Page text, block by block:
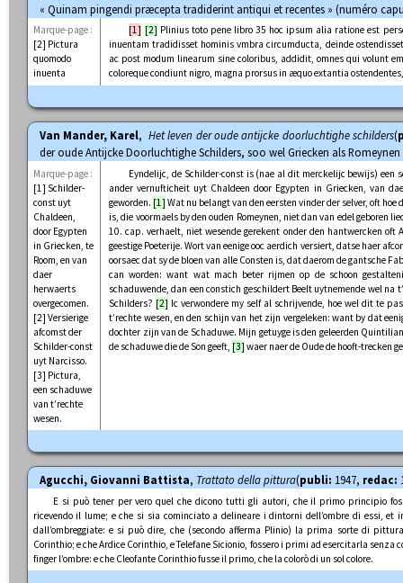
« Quinam pingendi præcepta tradiderint antiqui et recentes » (numéro
Marque-page :
[2] Pictura
quomodo
inuenta
[1] [2] Plinius toto pene libro 35 hoc ipsum alia ratione est
inuentam tradidisset hominis vmbra circumducta, deinde
ac post modum linearum sine coloribus, addidit, omnes qui volunt
coloreque condiunt nigro, magna prorsus in æquo extantia
Van Mander, Karel,Het leven der oude antijcke doorluchtighe schilders(
der oude Antijcke Doorluchtighe Schilders, soo wel Griecken als
Marque-page :
[1] Schilder-
const uyt
Chaldeen,
door Egypten
in Griecken, te
Room, en van
daer
herwaerts
overgecomen.
[2] Versierige
afcomst der
Schilder-const
uyt Narcisso.
[3] Pictura,
een schaduwe
van t’rechte
wesen.
Eyndelijc, de Schilder-const is (nae al dit merckelijc bewijs) een
ander vernufticheit uyt Chaldeen door Egypten in Griecken, van
geworden. [1] Wat nu belangt van den eersten vinder der selver, oft hoe
is, die voormaels by den ouden Romeynen, niet dan van edel geboren
10. cap. verhaelt, niet wesende gerekent onder den hantwercken oft
geestige Poeterije. Wort van eenige ooc aerdich versiert, datse haer
oorsaec dat sy de bloen van alle Consten is, dat daerom de gantsche
can worden: want wat mach beter rijmen op de schoon
schaduwende, dan een constich geschildert Beelt uytnemende wel na
Schilders? [2] Ic verwondere my self al schrijvende, hoe wel dit te
t’rechte wesen, en den schijn van het zijn vergeleken: want by dat
dochter zijn van de Schaduwe. Mijn getuyge is den geleerden
de schaduwe die de Son geeft, [3] waer naer de Oude de hooft-trecken
Agucchi, Giovanni Battista, Trattato della pittura(publi: 1947, redac:
E si può tener per vero quel che dicono tutti gli autori, che il primo principio
ricevendo il lume; e che si sia cominciato a delineare i dintorni dell’ombre di essi,
dall’ombreggiate: e si può dire, che (secondo afferma Plinio) la prima sorte di
Corinthio; e che Ardice Corinthio, e Telefane Sicionio, fossero i primi ad esercitarla senza
finger l’ombre: e che Cleofante Corinthio fusse il primo, che la colorò di un sol colore.